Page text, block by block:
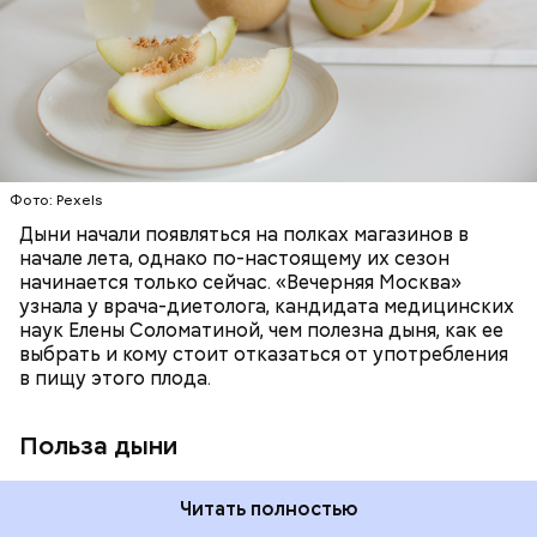
Фото: Pexels
Дыни начали появляться на полках магазинов в
начале лета, однако по-настоящему их сезон
начинается только сейчас. «Вечерняя Москва»
узнала у врача-диетолога, кандидата медицинских
наук Елены Соломатиной, чем полезна дыня, как ее
выбрать и кому стоит отказаться от употребления
в пищу этого плода.
Польза дыни
доктор. Кроме того, этот плод богат витаминами и
минералами. Так, в дыне содержатся:
необходим для обновления кожи. Дыня
«делает пилинг изнутри», обновляет
слизистые оболочки органов. А еще именно
бета-каротин обеспечивает дыне желтый
лютеин и зеаксантин — эти каротиноиды
отлично поддерживают наше зрение;
калий — оказывает мочегонное действие,
поддерживает сердечно-сосудистую
систему и предотвращает скачки давления;
магний — помогает калию и не дает сосудам
спазмироваться.
Читать полностью
ЗДОРОВЬЕ
ПРАВИЛЬНОЕ ПИТАНИЕ
ОВОЩИ
ЛЕТО ФРУКТЫ
По мнению специалиста, здоровому человеку
достаточно включать щавель в рацион несколько
раз в месяц. В небольших количествах в свежем